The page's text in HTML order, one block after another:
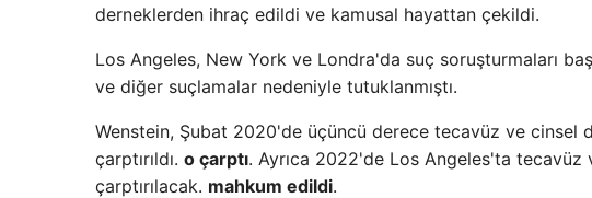
derneklerden ihraç edildi ve kamusal hayattan çekildi.
Los Angeles, New York ve Londra'da suç soruşturmaları
ve diğer suçlamalar nedeniyle tutuklanmıştı.
Wenstein, Şubat 2020'de üçüncü derece tecavüz ve cinsel
çarptırıldı. o çarptı. Ayrıca 2022'de Los Angeles'ta tecavüz
çarptırılacak. mahkum edildi.